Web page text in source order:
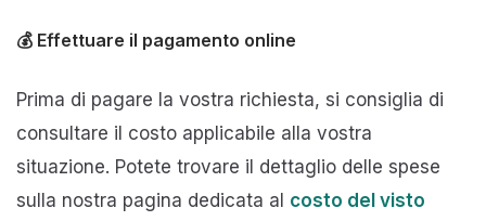
💰 Effettuare il pagamento online
Prima di pagare la vostra richiesta, si consiglia di
consultare il costo applicabile alla vostra
situazione. Potete trovare il dettaglio delle spese
sulla nostra pagina dedicata al costo del visto